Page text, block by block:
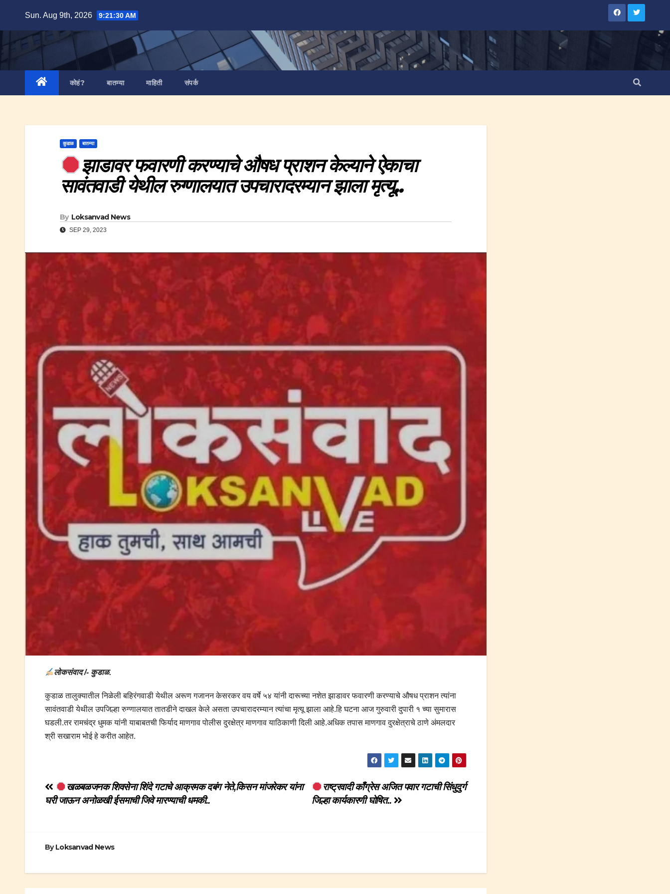
content
Sun. Aug 9th, 2026 9:21:31 AM
कोहं? बातम्या माहिती संपर्क
कुडाळ बातम्या
झाडावर फवारणी करण्याचे औषध प्राशन केल्याने ऐकाचा
सावंतवाडी येथील रुग्णालयात उपचारादरम्यान झाला मृत्यू..
By Loksanvad News
SEP 29, 2023
लोकसंवाद /- कुडाळ.
कुडाळ तालुक्यातील निळेली बहिरंगवाडी येथील अरूण गजानन केसरकर वय वर्षे ५४ यांनी दारूच्या नशेत झाडावर फवारणी करण्याचे औषध प्राशन त्यांना
सावंतवाडी येथील उपजिल्हा रुग्णालयात तातडीने दाखल केले असता उपचारादरम्यान त्यांचा मृत्यू झाला आहे.हि घटना आज गुरुवारी दुपारी १ च्या सुमारास
घडली.तर रामचंद्र धुमक यांनी याबाबतची फिर्याद माणगाव पोलीस दुरक्षेत्र माणगाव याठिकाणी दिली आहे.अधिक तपास माणगाव दुरक्षेत्राचे ठाणे अंमलदार
श्री सखाराम भोई हे करीत आहेत.
Post
navigation
राष्ट्रवादी काँग्रेस अजित पवार गटाची सिंधुदुर्ग
जिल्हा कार्यकारणी घोषित..
खळबळजनक शिवसेना शिंदे गटाचे आक्रमक दबंग नेते,किसन मांजरेकर यांना
घरी जाऊन अनोळखी ईसमाची जिवे मारण्याची धमकी..
ByLoksanvad News